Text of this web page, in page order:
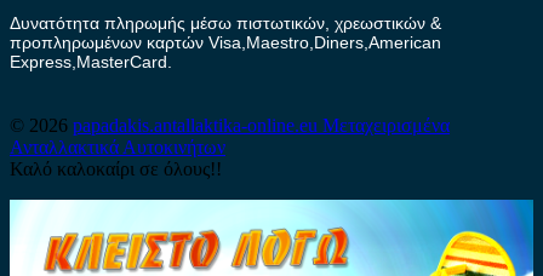
Δυνατότητα πληρωμής μέσω πιστωτικών, χρεωστικών &
προπληρωμένων καρτών Visa,Maestro,Diners,American
Express,MasterCard.
© 2026 papadakis.antallaktika-online.eu Μεταχειρισμένα
Ανταλλακτικά Αυτοκινήτων
Καλό καλοκαίρι σε όλους!!